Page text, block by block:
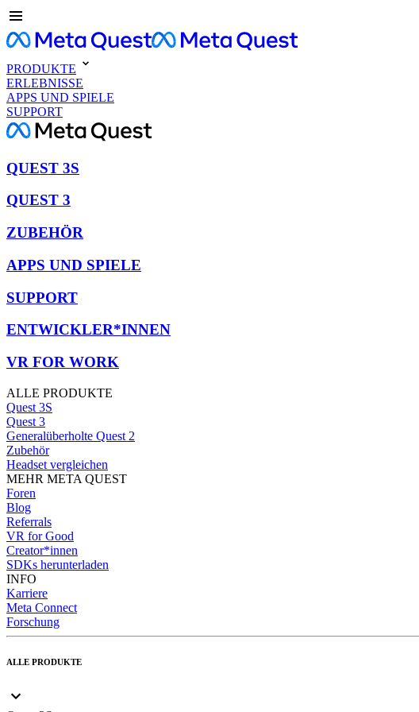
PRODUKTE
ERLEBNISSE
APPS UND SPIELE
SUPPORT
QUEST 3S
QUEST 3
ZUBEHÖR
APPS UND SPIELE
SUPPORT
ENTWICKLER*INNEN
VR FOR WORK
ALLE PRODUKTE
Quest 3S
Quest 3
Generalüberholte Quest 2
Zubehör
Headset vergleichen
MEHR META QUEST
Foren
Blog
Referrals
VR for Good
Creator*innen
SDKs herunterladen
INFO
Karriere
Meta Connect
Forschung
ALLE PRODUKTE